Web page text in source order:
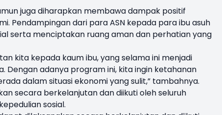
juga diharapkan membawa dampak positif
Pendampingan dari para ASN kepada para ibu asuh
serta menciptakan ruang aman dan perhatian yang
kita kepada kaum ibu, yang selama ini menjadi
Dengan adanya program ini, kita ingin ketahanan
dalam situasi ekonomi yang sulit,” tambahnya.
secara berkelanjutan dan diikuti oleh seluruh
sosial.